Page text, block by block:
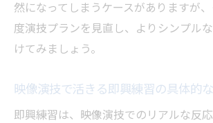
然になってしまうケースがありますが
度演技プランを見直し、よりシンプル
けてみましょう。
映像演技で活きる即興練習の具体的
即興練習は、映像演技でのリアルな反